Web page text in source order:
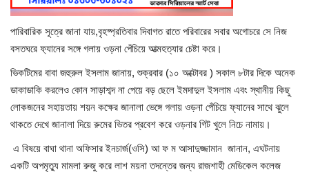
রংপুর
চট্টগ্রাম
খাগড়াছড়ি
ব্রাহ্মণবাড়িয়া
পটুয়াখালী
পারিবারিক সূত্রে জানা যায়,বৃহষ্প্রতিবার দিবাগত রাতে পরিবারের সবার অগোচরে সে নিজ
বসতঘরে ফ‍্যানের সঙ্গে গলায় ওড়না পেঁচিয়ে আত্মহত্যার চেষ্টা করে।
ভিকটিমের বাবা জহুরুল ইসলাম জানায়, শুক্রবার (১০ অক্টোবর ) সকাল ৮টার দিকে অনেক
ডাকাডাকি করলেও কোন সাড়াশব্দ না পেয়ে বড় ছেলে ইমদাদুল ইসলাম এবং স্থানীয় কিছু
লোকজনের সহায়তায় শয়ন কক্ষের জানালা ভেঙ্গে গলায় ওড়না পেঁচিয়ে ফ্যানের সাথে ঝুলে
থাকতে দেখে জানালা দিয়ে রুমের ভিতর প্রবেশ করে ওড়নার গিট খুলে নিচে নামায়।
এ বিষয়ে বাঘা থানা অফিসার ইনচার্জ(ওসি) আ ফ ম আসাদুজ্জামান জানান, এঘটনায়
একটি অপমৃত্যু মামলা রুজু করে লাশ ময়না তদন্তের জন্য রাজশাহী মেডিকেল কলেজ